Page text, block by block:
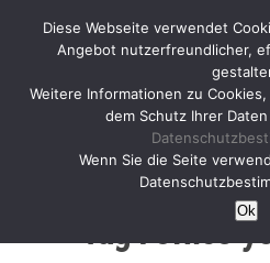
Home
office-
Diese Webseite verwendet
Angebot nutzerfreundlicher,
Weitere Informationen zu
dem Schutz Ihrer
Wenn Sie die Seite
Ok